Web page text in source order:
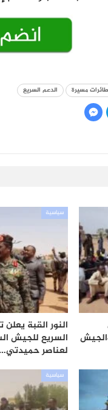
مسيرة الدعم السريع
سياسية
النور القبة
السريع للجيش
لعناصر حميدتي…
سياسية